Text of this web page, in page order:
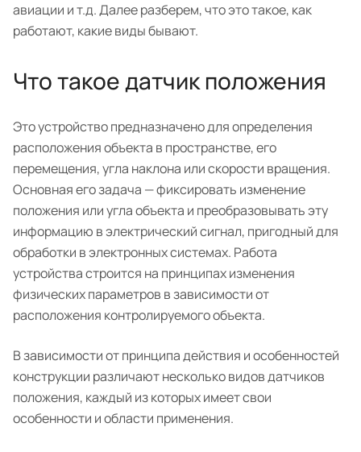
авиации и т.д. Далее разберем, что это такое, как
работают, какие виды бывают.
Что такое датчик положения
Это устройство предназначено для определения
расположения объекта в пространстве, его
перемещения, угла наклона или скорости вращения.
Основная его задача — фиксировать изменение
положения или угла объекта и преобразовывать эту
информацию в электрический сигнал, пригодный для
обработки в электронных системах. Работа
устройства строится на принципах изменения
физических параметров в зависимости от
расположения контролируемого объекта.
В зависимости от принципа действия и особенностей
конструкции различают несколько видов датчиков
положения, каждый из которых имеет свои
особенности и области применения.